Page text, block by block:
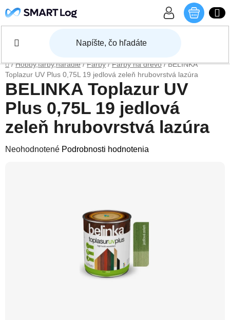
Domov
/ Hobby,farby,náradie / Farby / Farby na drevo / BELINKA
Toplazur UV Plus 0,75L 19 jedlová zeleň hrubovrstvá lazúra
BELINKA Toplazur UV
Plus 0,75L 19 jedlová
zeleň hrubovrstvá lazúra
Priemerné hodnotenie produktu je 0,0 z 5 hviezdičiek.
Neohodnotené Podrobnosti hodnotenia